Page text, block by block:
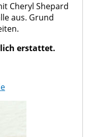
Cheryl Shepard
aus. Grund
erstattet.